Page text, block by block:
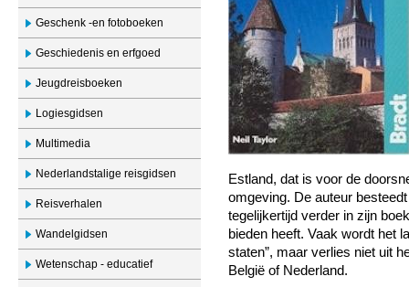
Geschenk -en fotoboeken
Geschiedenis en erfgoed
Jeugdreisboeken
Logiesgidsen
Multimedia
Nederlandstalige reisgidsen
Reisverhalen
Wandelgidsen
Wetenschap - educatief
Estland, dat is voor de
omgeving. De auteur
tegelijkertijd verder in zijn
bieden heeft. Vaak wordt het
staten”, maar verlies niet uit
België of Nederland.